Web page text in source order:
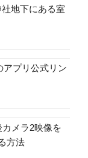
地下にある室
アプリ公式リン
カメラ2映像を
方法